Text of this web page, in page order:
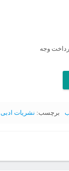
وجه
برچسب: نشریات ادبی